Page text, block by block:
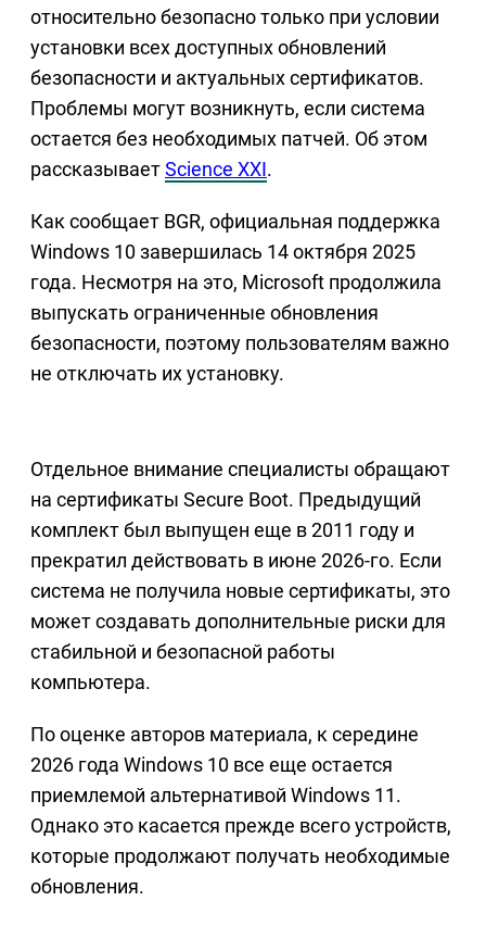
относительно безопасно только при условии
установки всех доступных обновлений
безопасности и актуальных сертификатов.
Проблемы могут возникнуть, если система
остается без необходимых патчей. Об этом
рассказываетScience XXI.
Как сообщает BGR, официальная поддержка
Windows 10 завершилась 14 октября 2025
года. Несмотря на это, Microsoft продолжила
выпускать ограниченные обновления
безопасности, поэтому пользователям важно
не отключать их установку.
Отдельное внимание специалисты обращают
на сертификаты Secure Boot. Предыдущий
комплект был выпущен еще в 2011 году и
прекратил действовать в июне 2026-го. Если
система не получила новые сертификаты, это
может создавать дополнительные риски для
стабильной и безопасной работы
компьютера.
По оценке авторов материала, к середине
2026 года Windows 10 все еще остается
приемлемой альтернативой Windows 11.
Однако это касается прежде всего устройств,
которые продолжают получать необходимые
обновления.